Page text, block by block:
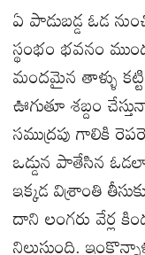
ఏ పాడుబడ్డ ఓడ
స్థంభం భవనం
మందమైన తాళ్ళు
ఊగుతూ శబ్దం
సముద్రపు గాలికి
ఒడ్డున పాతేసిన
ఇక్కడ విశ్రాంతి
దాని లంగరు వేర్ల
నిలుస్తుంది.